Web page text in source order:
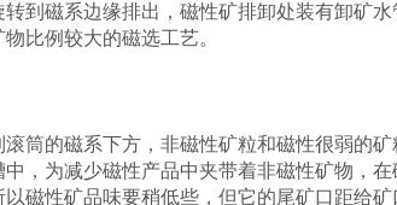
到磁系边缘排出，磁性矿排卸处装有卸矿
比例较大的磁选工艺。
筒的磁系下方，非磁性矿粒和磁性很弱的
，为减少磁性产品中夹带着非磁性矿物，在
磁性矿品味要稍低些，但它的尾矿口距给矿